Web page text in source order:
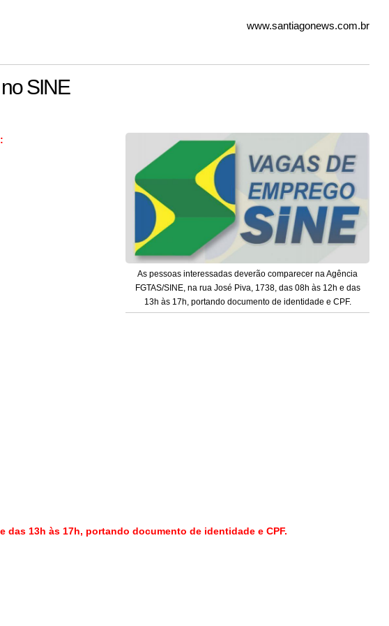
www.santiagonews.com.br
SINE
As pessoas interessadas deverão comparecer na Agência
FGTAS/SINE, na rua José Piva, 1738, das 08h às 12h e das
13h às 17h, portando documento de identidade e CPF.
das 13h às 17h, portando documento de identidade e CPF.